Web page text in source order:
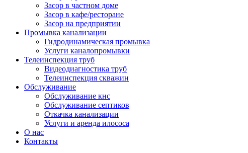
Засор в частном доме
Засор в кафе/ресторане
Засор на предприятии
Промывка канализации
Гидродинамическая промывка
Услуги каналопромывки
Телеинспекция труб
Видеодиагностика труб
Телеинспекция скважин
Обслуживание
Обслуживание кнс
Обслуживание септиков
Откачка канализации
Услуги и аренда илососа
О нас
Контакты